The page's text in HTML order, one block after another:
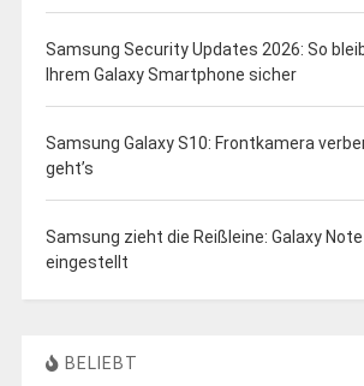
Samsung Security Updates 2026: So
Ihrem Galaxy Smartphone sicher
Samsung Galaxy S10: Frontkamera
geht’s
Samsung zieht die Reißleine: Galaxy
eingestellt
BELIEBT